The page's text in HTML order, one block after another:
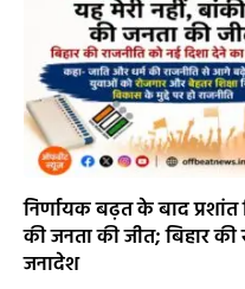
निर्णायक बढ़त के बाद
की जनता की जीत; बिहार की
जनादेश